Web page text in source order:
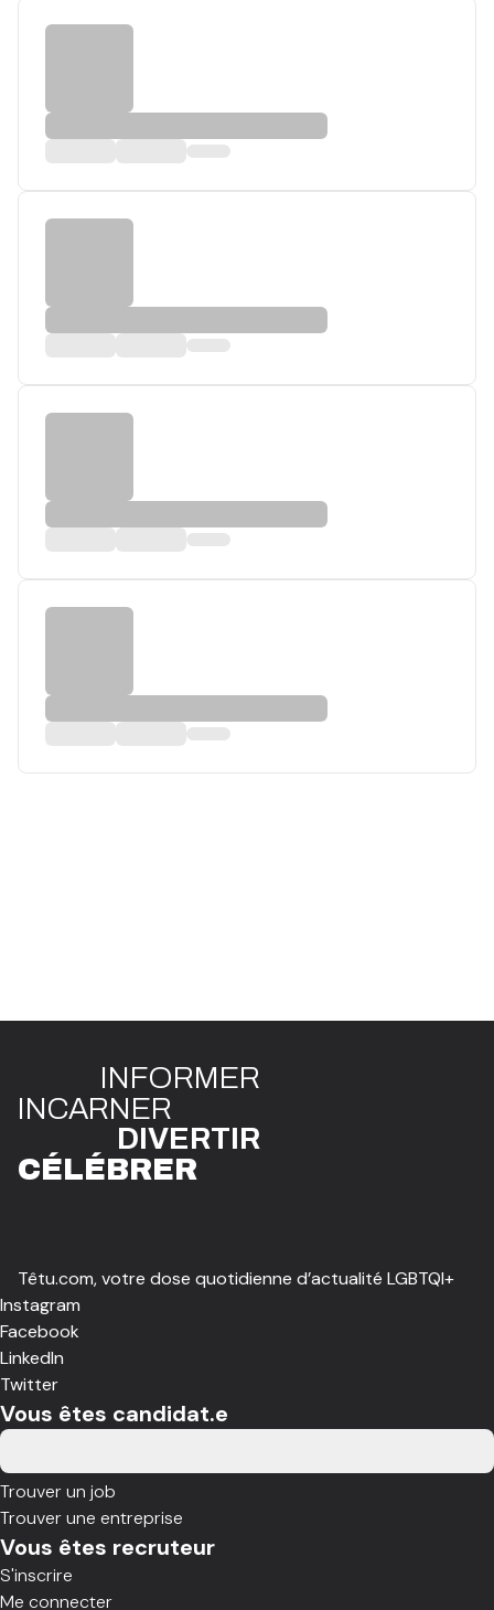
INFORMER
INCARNER
DIVERTIR
CÉLÉBRER
Têtu.com, votre dose quotidienne d’actualité LGBTQI+
Instagram
Facebook
LinkedIn
Twitter
Vous êtes candidat.e
Trouver un job
Trouver une entreprise
Vous êtes recruteur
S'inscrire
Me connecter